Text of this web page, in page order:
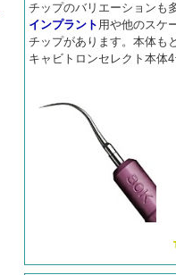
チップのバリエーションも
インプラント 用や他のスケ
チップがあります。本体も
キャビトロンセレクト本体